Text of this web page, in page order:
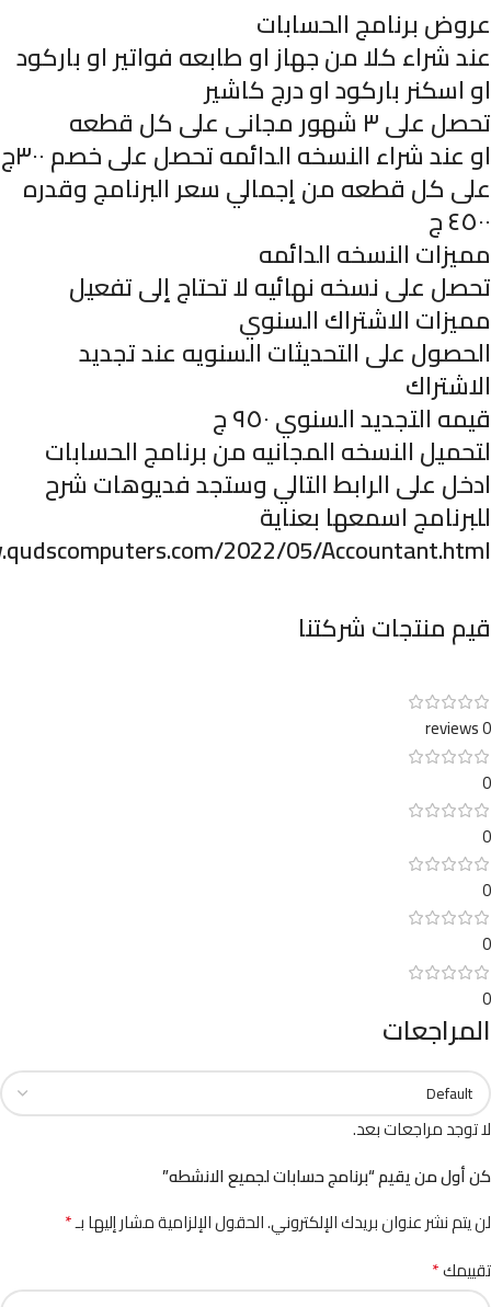
عروض برنامج الحسابات
عند شراء كلا من جهاز او طابعه فواتير او باركود
او اسكنر باركود او درج كاشير
تحصل على ٣ شهور مجانى على كل قطعه
او عند شراء النسخه الدائمه تحصل على خصم ٣٠٠ج
على كل قطعه من إجمالي سعر البرنامج وقدره
٤٥٠٠ ج
مميزات النسخه الدائمه
تحصل على نسخه نهائيه لا تحتاج إلى تفعيل
مميزات الاشتراك السنوي
الحصول على التحديثات السنويه عند تجديد
الاشتراك
قيمه التجديد السنوي ٩٥٠ ج
لتحميل النسخه المجانيه من برنامج الحسابات
ادخل على الرابط التالي وستجد فديوهات شرح
للبرنامج اسمعها بعناية
2022/05/Accountant.html
قيم منتجات شركتنا
0 reviews
0
0
0
0
0
المراجعات
لا توجد مراجعات بعد.
كن أول من يقيم “برنامج حسابات لجميع الانشطه”
لن يتم نشر عنوان بريدك الإلكتروني.الحقول الإلزامية مشار إليها بـ*
تقييمك*